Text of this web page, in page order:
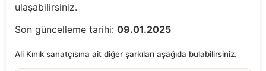
ulaşabilirsiniz.
Son güncelleme tarihi: 09.01.2025
Ali Kınık sanatçısına ait diğer şarkıları aşağıda bulabilirsiniz.